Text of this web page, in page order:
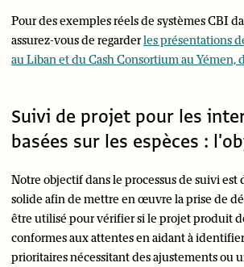
Pour des exemples réels de systèmes CBI
assurez-vous de regarderles présentations
au Liban et du Cash Consortium au Yémen,
Suivi de projet pour les
basées sur les espèces :
Notre objectif dans le processus de suivi est
solide afin de mettre en œuvre la prise de
être utilisé pour vérifier si le projet produit
conformes aux attentes en aidant à
prioritaires nécessitant des ajustements ou